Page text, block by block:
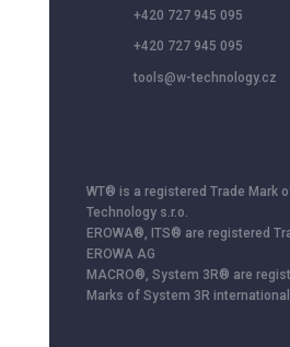
+420 727 945 095
+420 727 945 095
tools@w-technology.cz
WT® is a registered Trade Mark
Technology s.r.o.
EROWA®, ITS® are registered
EROWA AG
MACRO®, System 3R® are
Marks of System 3R